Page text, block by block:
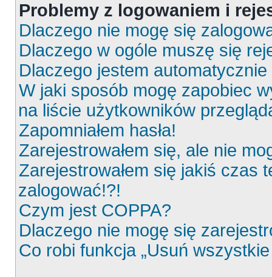
Problemy z logowaniem i
Dlaczego nie mogę się
Dlaczego w ogóle muszę się
Dlaczego jestem
W jaki sposób mogę zapobiec
na liście użytkowników
Zapomniałem hasła!
Zarejestrowałem się, ale nie
Zarejestrowałem się jakiś czas
zalogować!?!
Czym jest COPPA?
Dlaczego nie mogę się
Co robi funkcja „Usuń